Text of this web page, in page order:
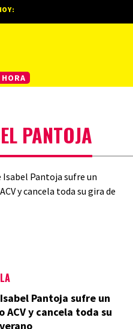
PANTOJA
Pantoja sufre un
ACV y cancela toda su